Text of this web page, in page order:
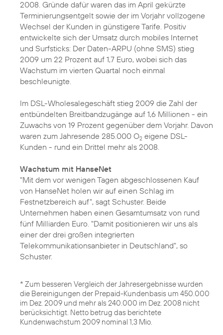
2008. Gründe dafür waren das im April gekürzte
Terminierungsentgelt sowie der im Vorjahr vollzogene
Wechsel der Kunden in günstigere Tarife. Positiv
entwickelte sich der Umsatz durch mobiles Internet
und Surfsticks: Der Daten-ARPU (ohne SMS) stieg
2009 um 22 Prozent auf 1,7 Euro, wobei sich das
Wachstum im vierten Quartal noch einmal
beschleunigte.
Im DSL-Wholesalegeschäft stieg 2009 die Zahl der
entbündelten Breitbandzugänge auf 1,6 Millionen - ein
Zuwachs von 19 Prozent gegenüber dem Vorjahr. Davon
waren zum Jahresende 285.000 O2 eigene DSL-
Kunden - rund ein Drittel mehr als 2008.
Wachstum mit HanseNet
"Mit dem vor wenigen Tagen abgeschlossenen Kauf
von HanseNet holen wir auf einen Schlag im
Festnetzbereich auf", sagt Schuster. Beide
Unternehmen haben einen Gesamtumsatz von rund
fünf Milliarden Euro. "Damit positionieren wir uns als
einer der drei großen integrierten
Telekommunikationsanbieter in Deutschland", so
Schuster.
* Zum besseren Vergleich der Jahresergebnisse wurden
die Bereinigungen der Prepaid-Kundenbasis um 450.000
im Dez. 2009 und mehr als 240.000 im Dez. 2008 nicht
berücksichtigt. Netto betrug das berichtete
Kundenwachstum 2009 nominal 1,3 Mio.